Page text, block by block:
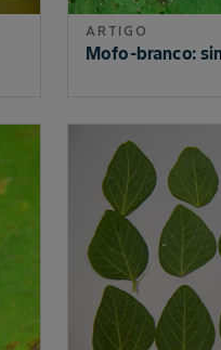
ARTIGO
Mofo-branco: